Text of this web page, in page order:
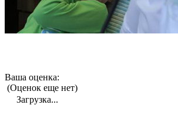
Ваша оценка:
(Оценок еще нет)
Загрузка...